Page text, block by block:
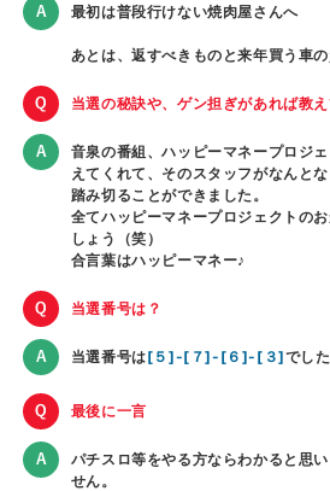
最初は普段行けない焼肉屋さんへ
あとは、返すべきものと来年買う車の
当選の秘訣や、ゲン担ぎがあれば教え
音泉の番組、ハッピーマネープロジ
えてくれて、そのスタッフがなんと
踏み切ることができました。
全てハッピーマネープロジェクトの
しょう（笑）
合言葉はハッピーマネー♪
当選番号は？
当選番号は[５]-[７]-[６]-[３]でした
最後に一言
パチスロ等をやる方ならわかると思
せん。